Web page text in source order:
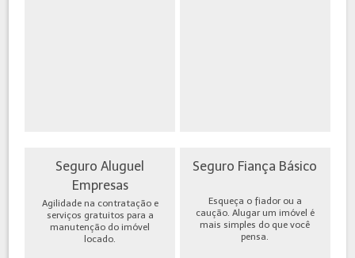
Seguro Aluguel
Empresas
Agilidade na contratação e
serviços gratuitos para a
manutenção do imóvel
locado.
Seguro Fiança Básico
Esqueça o fiador ou a
caução. Alugar um imóvel é
mais simples do que você
pensa.